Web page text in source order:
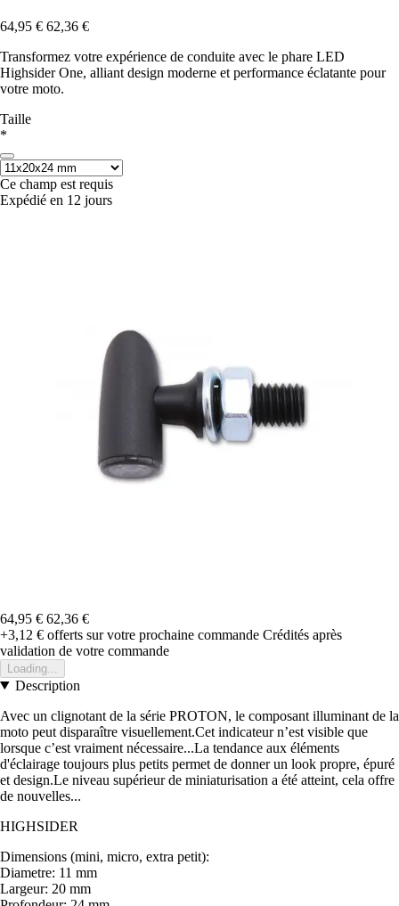
64,95 € 62,36 €
Transformez votre expérience de conduite avec le phare LED
Highsider One, alliant design moderne et performance éclatante pour
votre moto.
Taille
*
Ce champ est requis
Expédié en 12 jours
64,95 € 62,36 €
+3,12 € offerts sur votre prochaine commande Crédités après
validation de votre commande
Loading...
Description
Avec un clignotant de la série PROTON, le composant illuminant de la
moto peut disparaître visuellement.Cet indicateur n’est visible que
lorsque c’est vraiment nécessaire...La tendance aux éléments
d'éclairage toujours plus petits permet de donner un look propre, épuré
et design.Le niveau supérieur de miniaturisation a été atteint, cela offre
de nouvelles...
HIGHSIDER
Dimensions (mini, micro, extra petit):
Diametre: 11 mm
Largeur: 20 mm